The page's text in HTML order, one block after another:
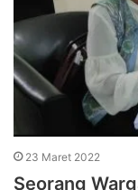
23 Maret 2022
Seorang